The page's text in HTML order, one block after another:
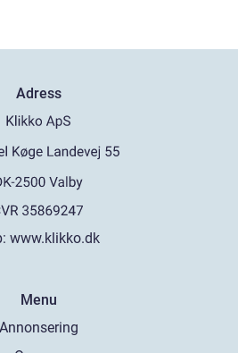
Adress
www.klikko.dk
Menu
Annonsering